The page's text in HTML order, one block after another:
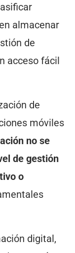
almacenar
de
acceso fácil
de
móviles
no se
de gestión
o
digital,